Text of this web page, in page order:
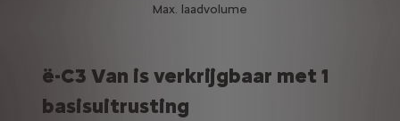
Max. laadvolume
ë-C3 Van is verkrijgbaar met 1
basisuitrusting